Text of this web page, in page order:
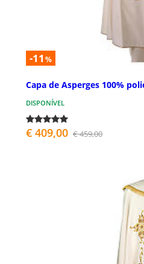
-11 %
Capa de Asperges 100%
DISPONÍVEL
€ 409,00 € 459,00